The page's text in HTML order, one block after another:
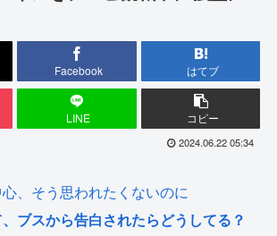
Facebook はてブ
LINE コピー
2024.06.22 05:34
、そう思われたくないのに
ブスから告白されたらどうしてる？